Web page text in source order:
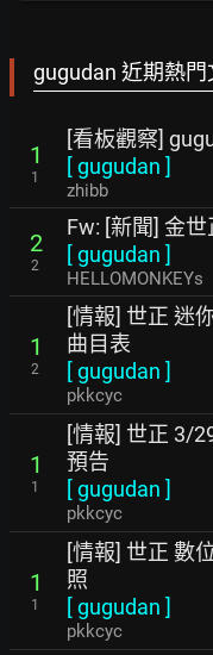
gugudan 近期熱門
1
1
[看板觀察]
[gugudan ]
zhibb
2
2
Fw: [新聞] 金
[gugudan ]
HELLOMONKEYs
1
2
[情報] 世正 迷
曲目表
[gugudan ]
pkkcyc
1
1
[情報] 世正 3/
預告
[gugudan ]
pkkcyc
1
1
[情報] 世正 數
照
[gugudan ]
pkkcyc